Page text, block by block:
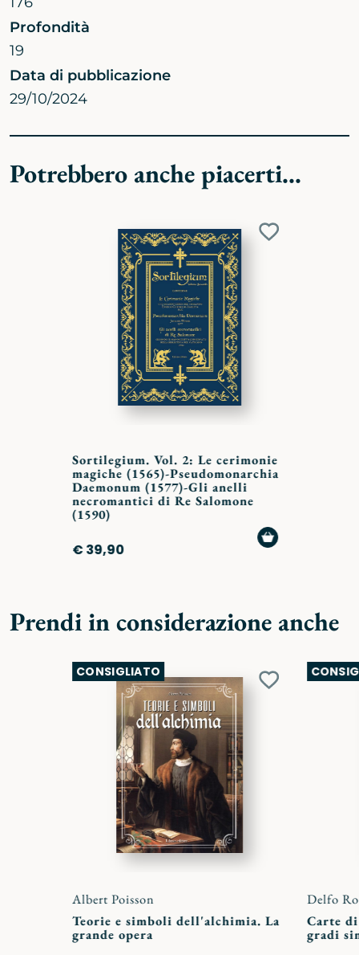
Profondità
19
Data di pubblicazione
29/10/2024
Potrebbero anche piacerti...
Aggiungi
Sortilegium. Vol. 2: Le cerimonie
magiche (1565)-Pseudomonarchia
Daemonum (1577)-Gli anelli
necromantici di Re Salomone
(1590)
€ 39,90
AGGIUNGI
Prendi in considerazione anche
CONSIGLIATO
Aggiungi
Albert Poisson
Teorie e simboli dell'alchimia. La
grande opera
Delfo
Carte
gradi